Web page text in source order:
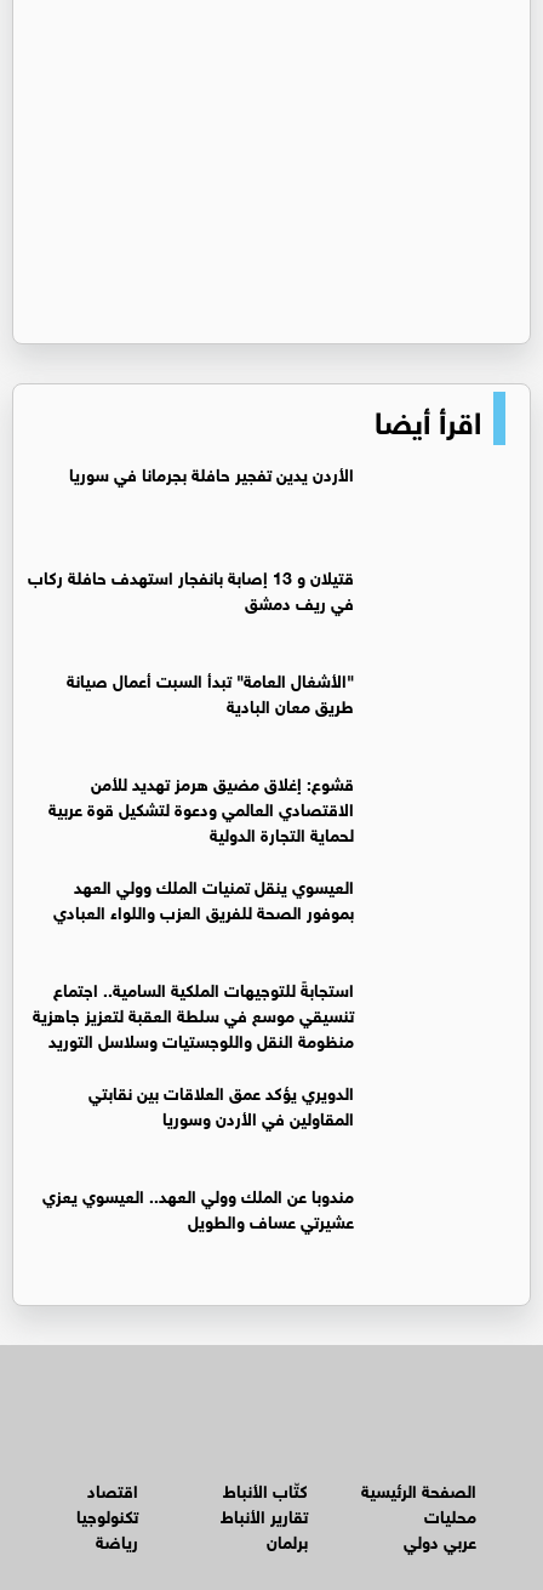
اقرأ أيضا
الأردن يدين تفجير حافلة بجرمانا في سوريا
قتيلان و 13 إصابة بانفجار استهدف حافلة ركاب
في ريف دمشق
"الأشغال العامة" تبدأ السبت أعمال صيانة
طريق معان البادية
قشوع: إغلاق مضيق هرمز تهديد للأمن
الاقتصادي العالمي ودعوة لتشكيل قوة عربية
لحماية التجارة الدولية
العيسوي ينقل تمنيات الملك وولي العهد
بموفور الصحة للفريق العزب واللواء العبادي
استجابةً للتوجيهات الملكية السامية.. اجتماع
تنسيقي موسع في سلطة العقبة لتعزيز جاهزية
منظومة النقل واللوجستيات وسلاسل التوريد
الدويري يؤكد عمق العلاقات بين نقابتي
المقاولين في الأردن وسوريا
مندوبا عن الملك وولي العهد.. العيسوي يعزي
عشيرتي عساف والطويل
الصفحة الرئيسية
محليات
عربي دولي
كتّاب الأنباط
تقارير الأنباط
برلمان
اقتصاد
تكنولوجيا
رياضة